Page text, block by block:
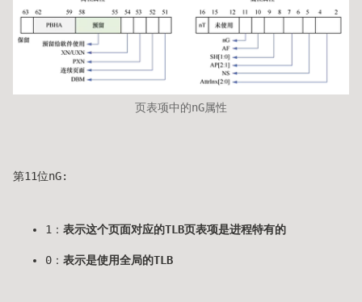
页表项中的nG属性
第11位nG:
1： 表示这个页面对应的TLB页表项是进程特有的
0： 表示是使用全局的TLB